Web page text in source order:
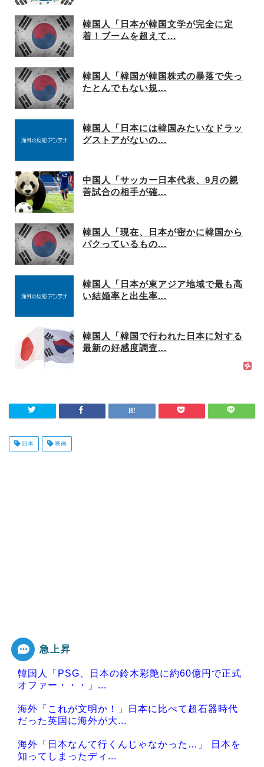
韓国人「日本が韓国文学が完全に定
着！ブームを超えて...
韓国人「韓国が韓国株式の暴落で失っ
たとんでもない規...
韓国人「日本には韓国みたいなドラッ
グストアがないの...
中国人「サッカー日本代表、9月の親
善試合の相手が確...
韓国人「現在、日本が密かに韓国から
パクっているもの...
韓国人「日本が東アジア地域で最も高
い結婚率と出生率...
韓国人「韓国で行われた日本に対する
最新の好感度調査...
日本 映画
急上昇
韓国人「PSG、日本の鈴木彩艶に約60億円で正式
オファー・・・」...
海外「これが文明か！」日本に比べて超石器時代
だった英国に海外が大...
海外「日本なんて行くんじゃなかった…」 日本を
知ってしまったディ...